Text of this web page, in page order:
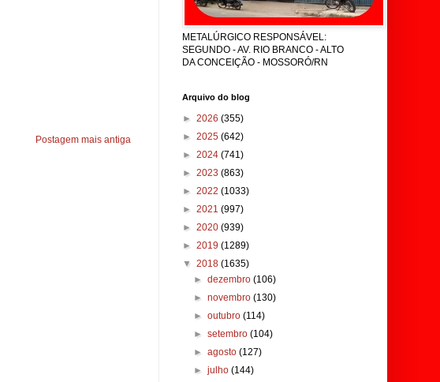
Postagem mais antiga
METALÚRGICO RESPONSÁVEL:
SEGUNDO - AV. RIO BRANCO - ALTO
DA CONCEIÇÃO - MOSSORÓ/RN
Arquivo do blog
► 2026 (355)
► 2025 (642)
► 2024 (741)
► 2023 (863)
► 2022 (1033)
► 2021 (997)
► 2020 (939)
► 2019 (1289)
▼ 2018 (1635)
►dezembro(106)
►novembro(130)
►outubro(114)
►setembro(104)
►agosto(127)
►julho(144)